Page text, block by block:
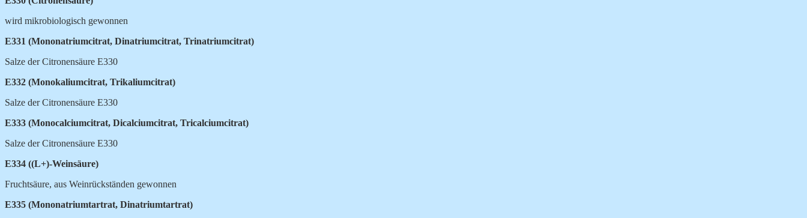
wird mikrobiologisch gewonnen
E331 (Mononatriumcitrat, Dinatriumcitrat, Trinatriumcitrat)
Salze der Citronensäure E330
E332 (Monokaliumcitrat, Trikaliumcitrat)
Salze der Citronensäure E330
E333 (Monocalciumcitrat, Dicalciumcitrat, Tricalciumcitrat)
Salze der Citronensäure E330
E334 ((L+)-Weinsäure)
Fruchtsäure, aus Weinrückständen gewonnen
E335 (Mononatriumtartrat, Dinatriumtartrat)